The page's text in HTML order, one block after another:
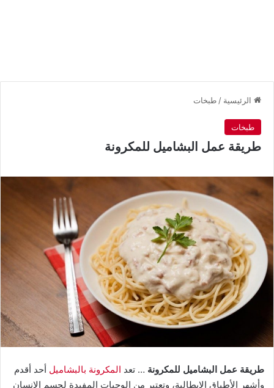
الرئيسية / طبخات
طبخات
طريقة عمل البشاميل للمكرونة
طريقة عمل البشاميل للمكرونة … تعد المكرونة بالبشاميل أحد أقدم
وأشهر الأطباق الإيطالية، وتعتبر من الوجبات المفيدة لجسم الإنسان